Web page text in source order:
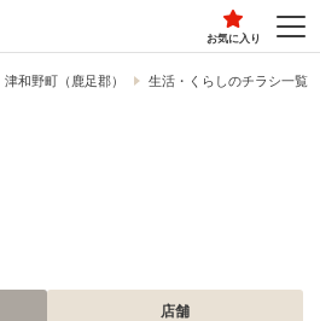
お気に入り
津和野町（鹿足郡） 生活・くらしのチラシ一覧
店舗